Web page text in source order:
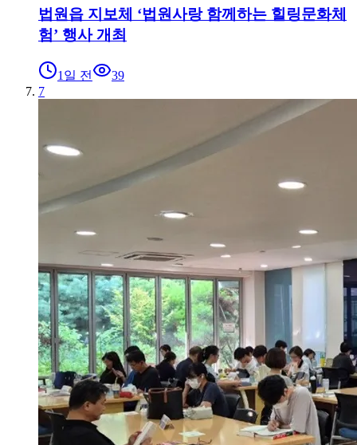
법원읍 지보체 ‘법원사랑 함께하는 힐링문화체
험’ 행사 개최
1일 전
39
7